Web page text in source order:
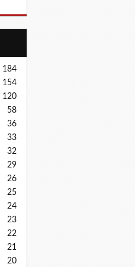
184
154
120
58
36
33
32
29
26
25
24
23
22
21
20